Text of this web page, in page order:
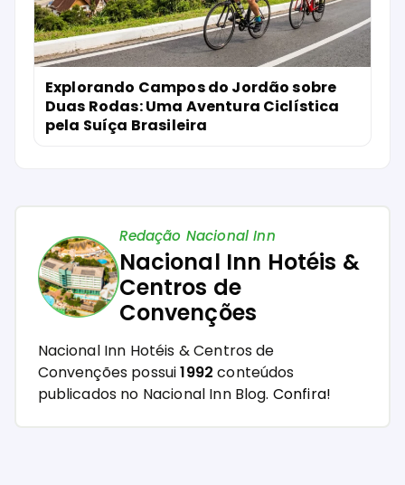
Explorando Campos do Jordão sobre
Duas Rodas: Uma Aventura Ciclística
pela Suíça Brasileira
Redação Nacional Inn
Nacional Inn Hotéis &
Centros de
Convenções
Nacional Inn Hotéis & Centros de
Convenções possui1992 conteúdos
publicados no Nacional Inn Blog. Confira!